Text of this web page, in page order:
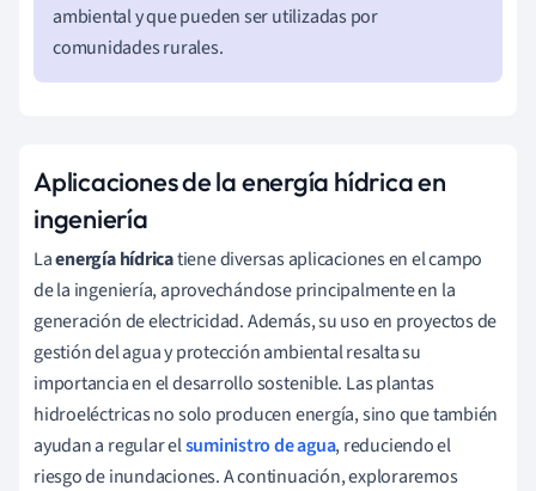
ambiental y que pueden ser utilizadas por
comunidades rurales.
Aplicaciones de la energía hídrica en
ingeniería
Laenergía hídricatiene diversas aplicaciones en el campo
de la ingeniería, aprovechándose principalmente en la
generación de electricidad. Además, su uso en proyectos de
gestión del agua y protección ambiental resalta su
importancia en el desarrollo sostenible. Las plantas
hidroeléctricas no solo producen energía, sino que también
ayudan a regular elsuministro de agua, reduciendo el
riesgo de inundaciones. A continuación, exploraremos